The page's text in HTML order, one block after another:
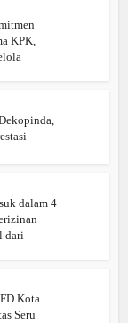
KPK,
dalam 4
dari
Kota
Seru